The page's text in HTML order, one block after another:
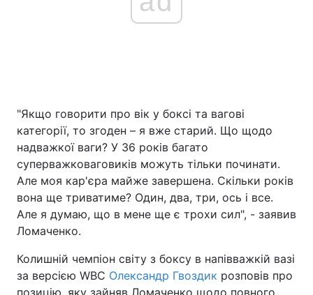
"Якщо говорити про вік у боксі та вагові
категорії, то згоден – я вже старий. Що щодо
надважкої ваги? У 36 років багато
суперважковаговиків можуть тільки починати.
Але моя кар'єра майже завершена. Скільки років
вона ще триватиме? Один, два, три, ось і все.
Але я думаю, що в мене ще є трохи сил", - заявив
Ломаченко.
Колишній чемпіон світу з боксу в напівважкій вазі
за версією WBC Олександр Гвоздик розповів про
позицію, яку зайняв Ломаченко щодо повного